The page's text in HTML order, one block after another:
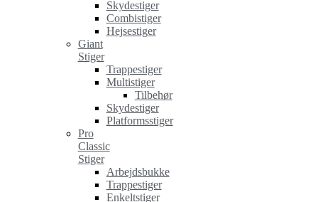
Skydestiger
Combistiger
Hejsestiger
Giant
Stiger
Trappestiger
Multistiger
Tilbehør
Skydestiger
Platformsstiger
Pro
Classic
Stiger
Arbejdsbukke
Trappestiger
Enkeltstiger